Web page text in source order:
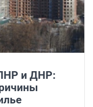
и ДНР: